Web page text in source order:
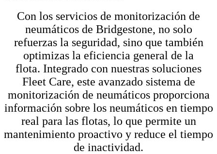
Con los servicios de monitorización de
neumáticos de Bridgestone, no solo
refuerzas la seguridad, sino que también
optimizas la eficiencia general de la
flota. Integrado con nuestras soluciones
Fleet Care, este avanzado sistema de
monitorización de neumáticos proporciona
información sobre los neumáticos en tiempo
real para las flotas, lo que permite un
mantenimiento proactivo y reduce el tiempo
de inactividad.